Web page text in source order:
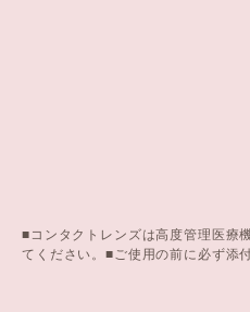
■コンタクトレンズは高度管理医療
てください。■ご使用の前に必ず添